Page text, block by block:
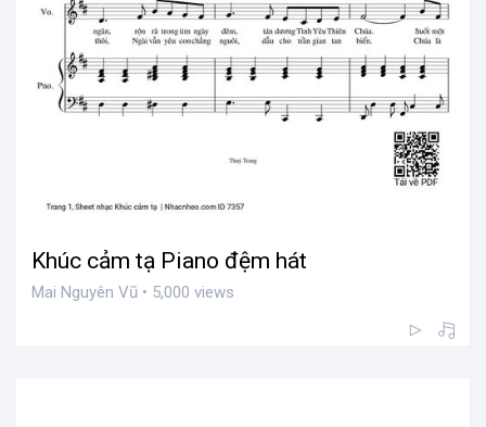
Khúc cảm tạ Piano đệm hát
Mai Nguyên Vũ • 5,000 views